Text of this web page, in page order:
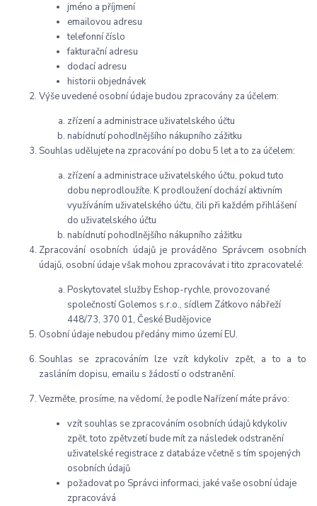
jméno a příjmení
emailovou adresu
telefonní číslo
fakturační adresu
dodací adresu
historii objednávek
Výše uvedené osobní údaje budou zpracovány za účelem:
zřízení a administrace uživatelského účtu
nabídnutí pohodlnějšího nákupního zážitku
Souhlas udělujete na zpracování po dobu 5 let a to za účelem:
zřízení a administrace uživatelského účtu, pokud tuto
dobu neprodloužíte. K prodloužení dochází aktivním
využíváním uživatelského účtu, čili při každém přihlášení
do uživatelského účtu
nabídnutí pohodlnějšího nákupního zážitku
Zpracování osobních údajů je prováděno Správcem osobních
údajů, osobní údaje však mohou zpracovávat i tito zpracovatelé:
Poskytovatel služby Eshop-rychle, provozované
společností Golemos s.r.o., sídlem Zátkovo nábřeží
448/73, 370 01, České Budějovice
Osobní údaje nebudou předány mimo území EU.
Souhlas se zpracováním lze vzít kdykoliv zpět, a to a to
zasláním dopisu, emailu s žádostí o odstranění.
Vezměte, prosíme, na vědomí, že podle Nařízení máte právo:
vzít souhlas se zpracováním osobních údajů kdykoliv
zpět, toto zpětvzetí bude mít za následek odstranění
uživatelské registrace z databáze včetně s tím spojených
osobních údajů
požadovat po Správci informaci, jaké vaše osobní údaje
zpracovává